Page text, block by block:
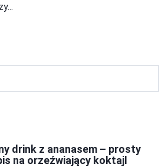
drink z ananasem – prosty
na orzeźwiający koktajl